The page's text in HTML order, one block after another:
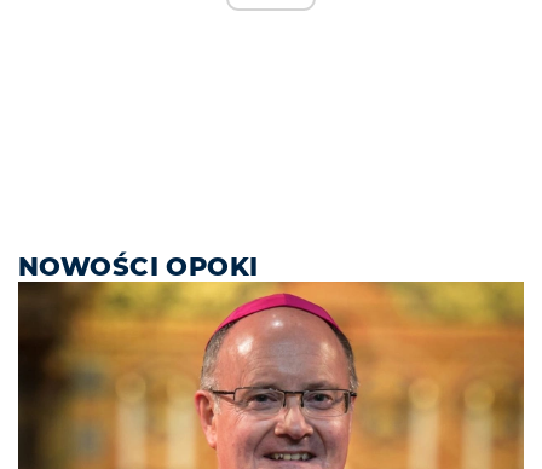
NOWOŚCI OPOKI